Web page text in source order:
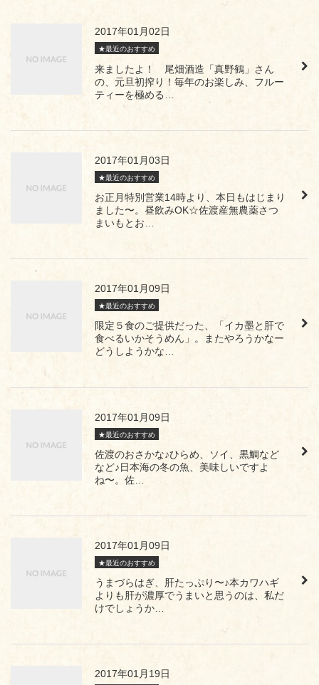
2017年01月02日
★最近のおすすめ
来ましたよ！ 尾畑酒造「真野鶴」さん
の、元旦初搾り！毎年のお楽しみ、フルー
ティーを極める…
2017年01月03日
★最近のおすすめ
お正月特別営業14時より、本日もはじまり
ました〜。昼飲みOK☆佐渡産無農薬さつ
まいもとお…
2017年01月09日
★最近のおすすめ
限定５食のご提供だった、「イカ墨と肝で
食べるいかそうめん」。またやろうかなー
どうしようかな…
2017年01月09日
★最近のおすすめ
佐渡のおさかな♪ひらめ、ソイ、黒鯛など
など♪日本海の冬の魚、美味しいですよ
ね〜。佐…
2017年01月09日
★最近のおすすめ
うまづらはぎ、肝たっぷり〜♪本カワハギ
よりも肝が濃厚でうまいと思うのは、私だ
けでしょうか…
2017年01月19日